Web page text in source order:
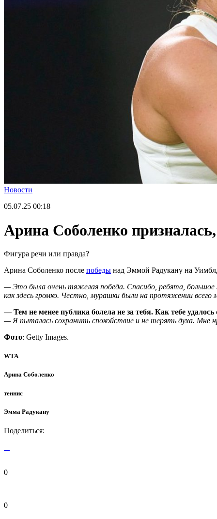
Новости
05.07.25 00:18
Арина Соболенко
Фигура речи или правда?
Арина Соболенко после победы над Эммой Радукану на
— Это была очень тяжелая победа. Спасибо, ребята, большое
как здесь громко. Честно, мурашки были на протяжении
— Тем не менее публика болела не за тебя. Как тебе
— Я пыталась сохранить спокойствие и не терять духа. Мне
Фото: Getty Images.
WTA
Арина Соболенко
теннис
Эмма Радукану
Поделиться:
0
0